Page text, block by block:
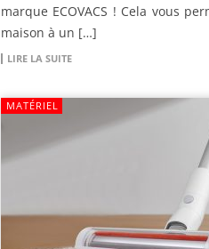
marque ECOVACS ! Cela vous
maison à un […]
LIRE LA SUITE
MATÉRIEL